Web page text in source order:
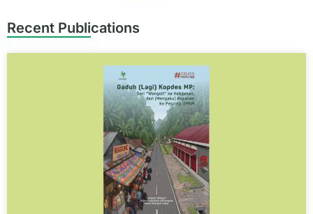
Recent Publications